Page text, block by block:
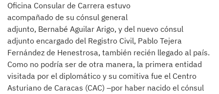
Oficina Consular de Carrera estuvo
acompañado de su cónsul general
adjunto, Bernabé Aguilar Arigo, y del nuevo cónsul
adjunto encargado del Registro Civil, Pablo Tejera
Fernández de Henestrosa, también recién llegado al país.
Como no podría ser de otra manera, la primera entidad
visitada por el diplomático y su comitiva fue el Centro
Asturiano de Caracas (CAC) –por haber nacido el cónsul